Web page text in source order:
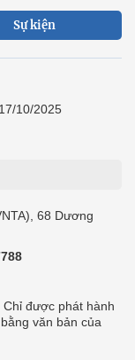
Sự kiện
10/2025
68 Dương
được phát hành
văn bản của